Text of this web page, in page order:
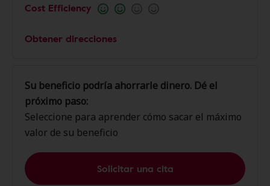
Cost Efficiency
Obtener direcciones
Su beneficio podría ahorrarle dinero. Dé el
próximo paso:
Seleccione para aprender cómo sacar el máximo
valor de su beneficio
Solicitar una cita